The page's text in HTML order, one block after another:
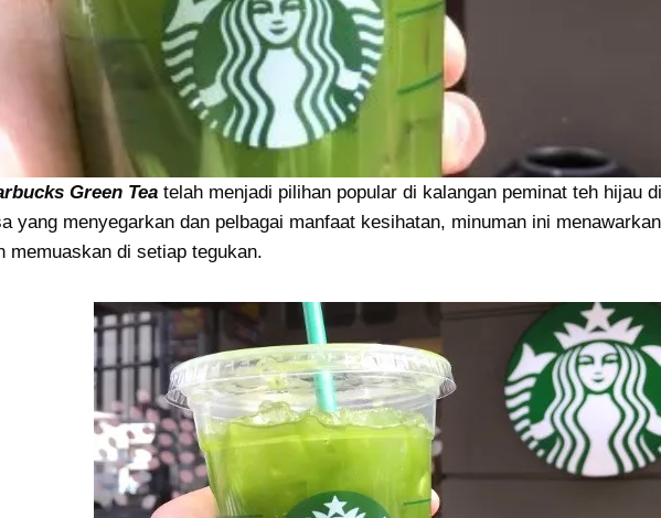
Green Tea telah menjadi pilihan popular di kalangan peminat teh hijau
yang menyegarkan dan pelbagai manfaat kesihatan, minuman ini
memuaskan di setiap tegukan.